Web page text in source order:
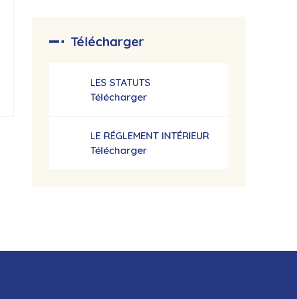
Télécharger
LES STATUTS
Télécharger
LE RÉGLEMENT INTÉRIEUR
Télécharger